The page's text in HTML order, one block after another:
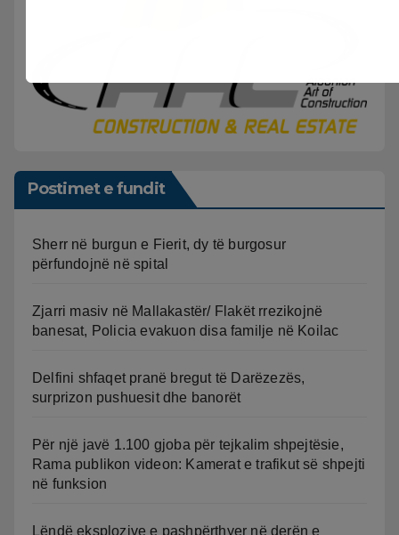
Postimet e fundit
Sherr në burgun e Fierit, dy të burgosur
përfundojnë në spital
Zjarri masiv në Mallakastër/ Flakët rrezikojnë
banesat, Policia evakuon disa familje në Koilac
Delfini shfaqet pranë bregut të Darëzezës,
surprizon pushuesit dhe banorët
Për një javë 1.100 gjoba për tejkalim shpejtësie,
Rama publikon videon: Kamerat e trafikut së shpejti
në funksion
Lëndë eksplozive e pashpërthyer në derën e